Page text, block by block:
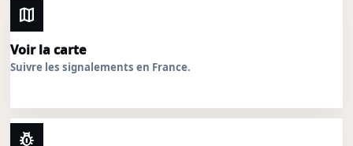
map
Voir la carte
Suivre les signalements en France.
pest_control